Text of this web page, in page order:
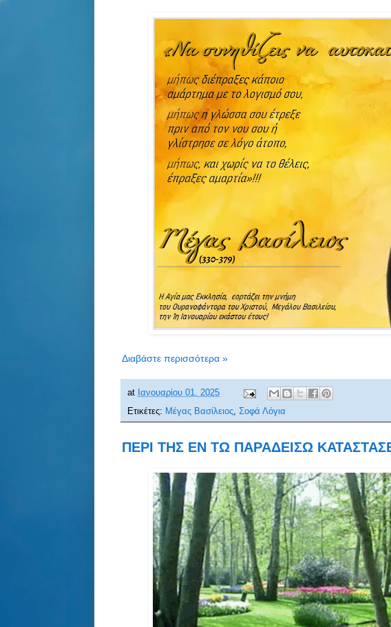
Διαβάστε περισσότερα »
at Ιανουαρίου 01, 2025
Ετικέτες: Μέγας Βασίλειος, Σοφά Λόγια
ΠΕΡΙ ΤΗΣ ΕΝ ΤΩ ΠΑΡΑΔΕΙΣΩ